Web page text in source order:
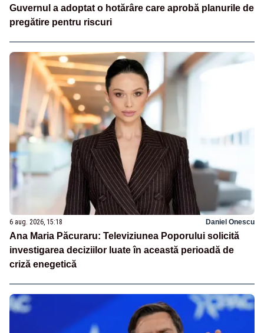
Guvernul a adoptat o hotărâre care aprobă planurile de
pregătire pentru riscuri
6 aug. 2026, 15:18 Daniel Onescu
Ana Maria Păcuraru: Televiziunea Poporului solicită
investigarea deciziilor luate în această perioadă de
criză enegetică